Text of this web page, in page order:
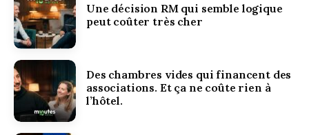
Une décision RM qui semble logique
peut coûter très cher
Des chambres vides qui financent des
associations. Et ça ne coûte rien à
l’hôtel.